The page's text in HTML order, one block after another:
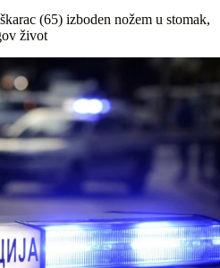
(65) izboden nožem u stomak,
život